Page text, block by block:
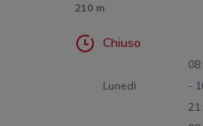
210 m
Chiuso
Lunedì
-